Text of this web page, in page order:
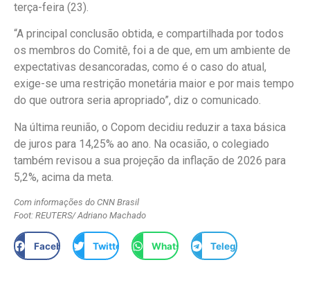
terça-feira (23).
“A principal conclusão obtida, e compartilhada por todos
os membros do Comitê, foi a de que, em um ambiente de
expectativas desancoradas, como é o caso do atual,
exige-se uma restrição monetária maior e por mais tempo
do que outrora seria apropriado”, diz o comunicado.
Na última reunião, o Copom decidiu reduzir a taxa básica
de juros para 14,25% ao ano. Na ocasião, o colegiado
também revisou a sua projeção da inflação de 2026 para
5,2%, acima da meta.
Com informações do CNN Brasil
Foot: REUTERS/ Adriano Machado
Facebook Twitter WhatsApp Telegram